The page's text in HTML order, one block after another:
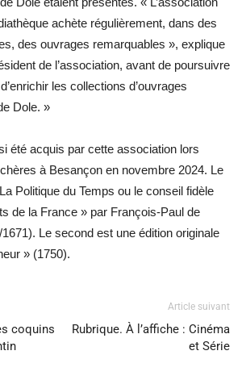
achète régulièrement, dans des
des ouvrages remarquables », explique
de l’association, avant de poursuivre
les collections d’ouvrages
Dole. »
été acquis par cette association lors
à Besançon en novembre 2024. Le
Politique du Temps ou le conseil fidèle
de la France » par François-Paul de
Le second est une édition originale
» (1750).
coquins
Article suivant
Rubrique. À l’affiche : Cinéma
et Série